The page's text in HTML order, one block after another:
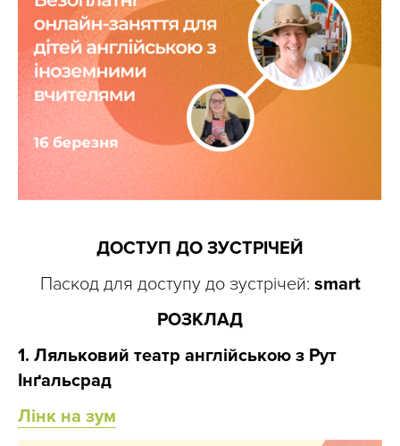
ДОСТУП ДО ЗУСТРІЧЕЙ
Паскод для доступу до зустрічей: smart
РОЗКЛАД
1. Ляльковий театр англійською з Рут
Інґальсрад
Лінк на зум